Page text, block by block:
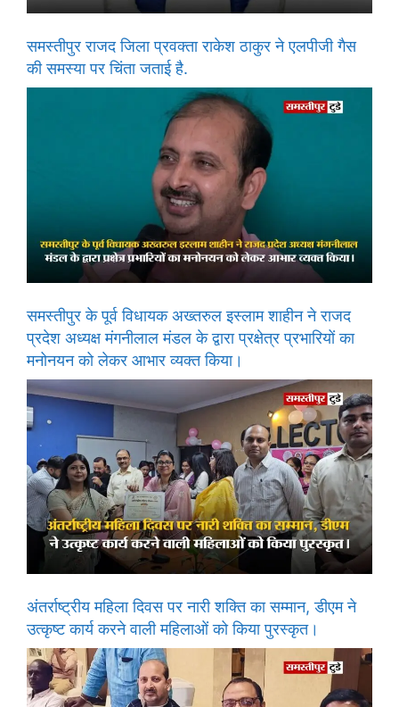
समस्तीपुर राजद जिला प्रवक्ता राकेश ठाकुर ने एलपीजी गैस
की समस्या पर चिंता जताई है.
समस्तीपुर के पूर्व विधायक अख्तरुल इस्लाम शाहीन ने राजद
प्रदेश अध्यक्ष मंगनीलाल मंडल के द्वारा प्रक्षेत्र प्रभारियों का
मनोनयन को लेकर आभार व्यक्त किया।
अंतर्राष्ट्रीय महिला दिवस पर नारी शक्ति का सम्मान, डीएम ने
उत्कृष्ट कार्य करने वाली महिलाओं को किया पुरस्कृत।